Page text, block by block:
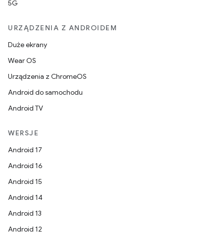
5G
URZĄDZENIA Z ANDROIDEM
Duże ekrany
Wear OS
Urządzenia z ChromeOS
Android do samochodu
Android TV
WERSJE
Android 17
Android 16
Android 15
Android 14
Android 13
Android 12